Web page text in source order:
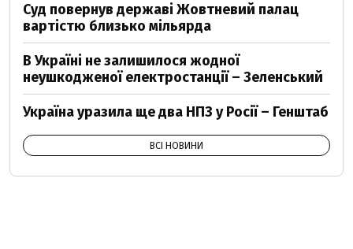
Суд повернув державі Жовтневий палац
вартістю близько мільярда
В Україні не залишилося жодної
неушкодженої електростанції – Зеленський
Україна уразила ще два НПЗ у Росії – Генштаб
ВСІ НОВИНИ